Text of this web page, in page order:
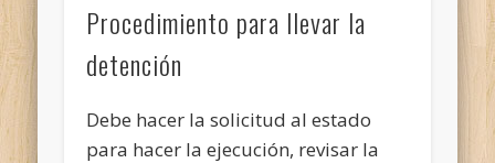
Procedimiento para llevar la
detención
Debe hacer la solicitud al estado
para hacer la ejecución, revisar la